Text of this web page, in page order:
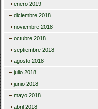
enero 2019
diciembre 2018
noviembre 2018
octubre 2018
septiembre 2018
agosto 2018
julio 2018
junio 2018
mayo 2018
abril 2018